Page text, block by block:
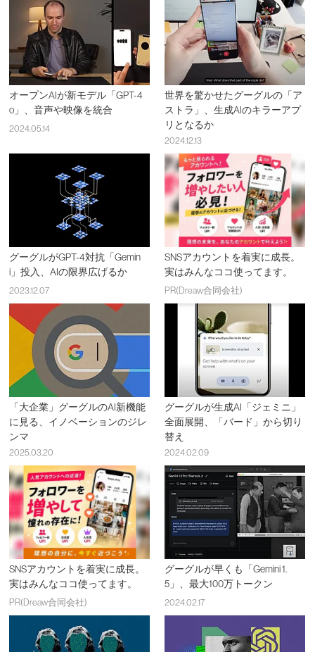
オープンAIが新モデル「GPT-4
o」、音声や映像を統合
2024.05.14
世界を驚かせたグーグルの「ア
ストラ」、生成AIのキラーアプ
リとなるか
2024.12.13
グーグルがGPT-4対抗「Gemin
i」投入、AIの限界広げるか
2023.12.07
SNSアカウントを着実に成長。
実はみんなココ使ってます。
PR(Dreaw合同会社)
「大企業」グーグルのAI新機能
に見る、イノベーションのジレ
ンマ
2025.03.20
グーグルが生成AI「ジェミニ」
全面展開、「バード」から切り
替え
2024.02.09
SNSアカウントを着実に成長。
実はみんなココ使ってます。
PR(Dreaw合同会社)
グーグルが早くも「Gemini 1.
5」、最大100万トークン
2024.02.17